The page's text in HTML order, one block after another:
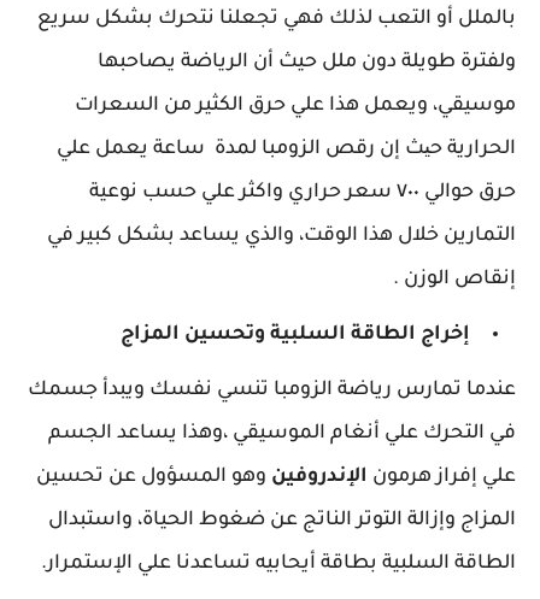
بالملل أو التعب لذلك فهي تجعلنا نتحرك بشكل سريع
ولفترة طويلة دون ملل حيث أن الرياضة يصاحبها
موسيقي، ويعمل هذا علي حرق الكثير من السعرات
الحرارية حیث إن رقص الزومبا لمدة ساعة يعمل علي
حرق حوالي ٧٠٠ سعر حراري واكثر علي حسب نوعية
التمارين خلال هذا الوقت، والذي يساعد بشكل كبير في
إنقاص الوزن .
إخراج الطاقة السلبية وتحسين المزاج
عندما تمارس رياضة الزومبا تنسي نفسك ويبدأ جسمك
في التحرك علي أنغام الموسيقي ،وهذا يساعد الجسم
علي إفراز هرمون الإندروفين وهو المسؤول عن تحسين
المزاج وإزالة التوتر الناتج عن ضغوط الحياة، واستبدال
الطاقة السلبية بطاقة أيحابيه تساعدنا علي الإستمرار.